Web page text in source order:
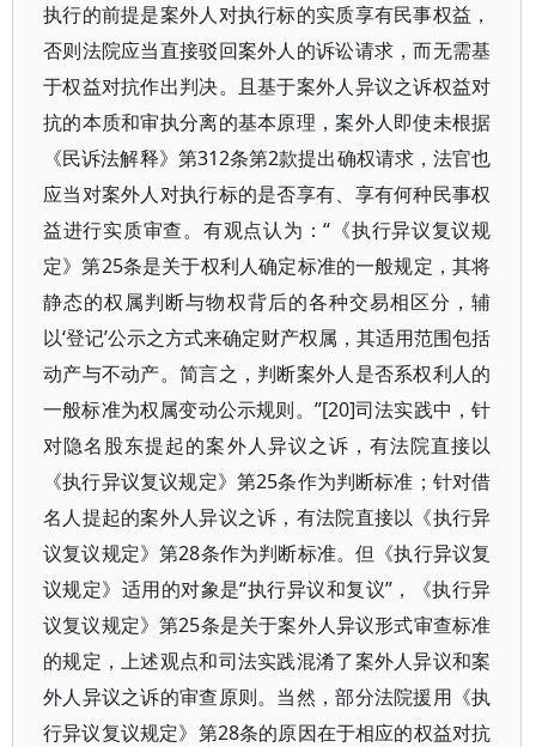
执行的前提是案外人对执行标的实质享有民事权益，
否则法院应当直接驳回案外人的诉讼请求，而无需基
于权益对抗作出判决。且基于案外人异议之诉权益对
抗的本质和审执分离的基本原理，案外人即使未根据
《民诉法解释》第312条第2款提出确权请求，法官也
应当对案外人对执行标的是否享有、享有何种民事权
益进行实质审查。有观点认为：“《执行异议复议规
定》第25条是关于权利人确定标准的一般规定，其将
静态的权属判断与物权背后的各种交易相区分，辅
以‘登记’公示之方式来确定财产权属，其适用范围包括
动产与不动产。简言之，判断案外人是否系权利人的
一般标准为权属变动公示规则。”[20]司法实践中，针
对隐名股东提起的案外人异议之诉，有法院直接以
《执行异议复议规定》第25条作为判断标准；针对借
名人提起的案外人异议之诉，有法院直接以《执行异
议复议规定》第28条作为判断标准。但《执行异议复
议规定》适用的对象是“执行异议和复议”，《执行异
议复议规定》第25条是关于案外人异议形式审查标准
的规定，上述观点和司法实践混淆了案外人异议和案
外人异议之诉的审查原则。当然，部分法院援用《执
行异议复议规定》第28条的原因在于相应的权益对抗